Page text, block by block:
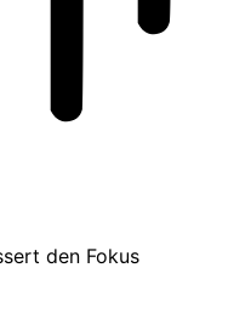
den Fokus